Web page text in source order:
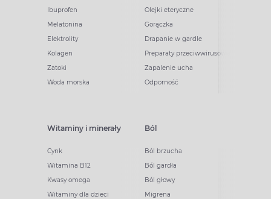
Ibuprofen
Melatonina
Elektrolity
Kolagen
Zatoki
Woda morska
Olejki eteryczne
Gorączka
Drapanie w gardle
Preparaty przeciwwirusowe
Zapalenie ucha
Odporność
Witaminy i minerały
Cynk
Witamina B12
Kwasy omega
Witaminy dla dzieci
Ból
Ból brzucha
Ból gardła
Ból głowy
Migrena